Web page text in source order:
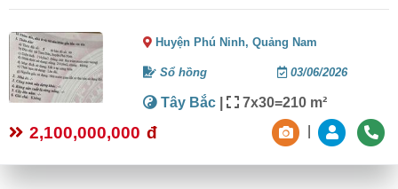
Huyện Phú Ninh,Quảng Nam
Sổ hồng 03/06/2026
Tây Bắc | 7x30=210 m²
2,100,000,000 đ